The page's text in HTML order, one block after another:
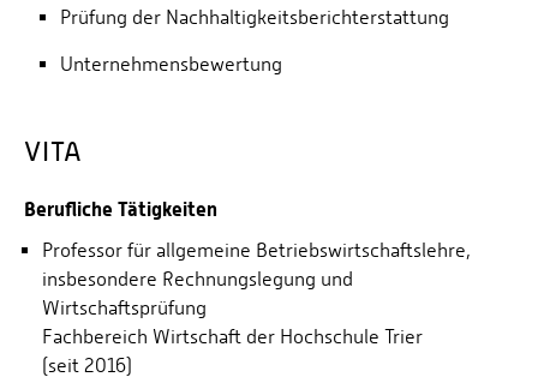
Prüfung der Nachhaltigkeitsberichterstattung
Unternehmensbewertung
VITA
Berufliche Tätigkeiten
Professor für allgemeine Betriebswirtschaftslehre,
insbesondere Rechnungslegung und
Wirtschaftsprüfung
Fachbereich Wirtschaft der Hochschule Trier
(seit 2016)